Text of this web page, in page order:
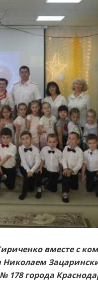
вместе с
Николаем
178 города